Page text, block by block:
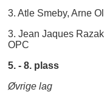
3. Atle Smeby, Arne
3. Jean Jaques
OPC
5. - 8. plass
Øvrige lag